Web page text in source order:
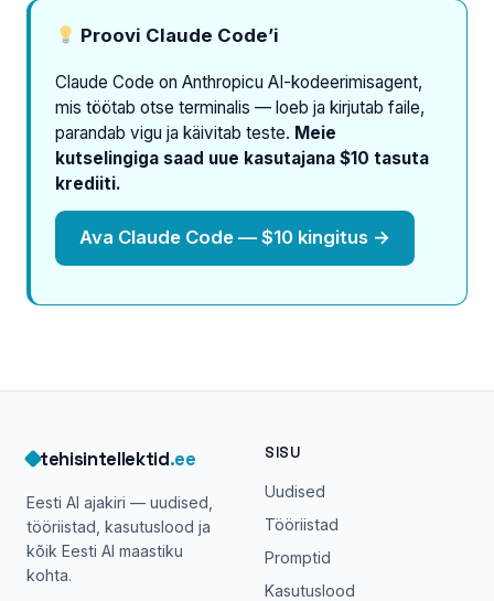
Proovi Claude Code’i
Claude Code on Anthropicu AI-kodeerimisagent,
mis töötab otse terminalis — loeb ja kirjutab faile,
parandab vigu ja käivitab teste. Meie
kutselingiga saad uue kasutajana $10 tasuta
krediiti.
Ava Claude Code — $10 kingitus →
tehisintellektid.ee
Eesti AI ajakiri — uudised,
tööriistad, kasutuslood ja
kõik Eesti AI maastiku
kohta.
SISU
Uudised
Tööriistad
Promptid
Kasutuslood